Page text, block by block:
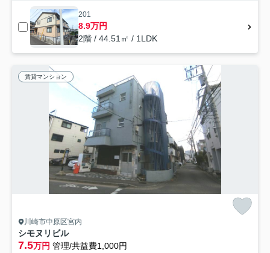
201
8.9万円
2階 / 44.51㎡ / 1LDK
賃貸マンション
川崎市中原区宮内
シモヌリビル
7.5万円 管理/共益費1,000円